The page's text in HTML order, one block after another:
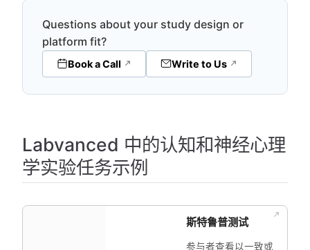
Questions about your study design or
platform fit?
Book a Call Write to Us
Labvanced 中的认知和神经心理
学实验任务示例
斯特鲁普测试
参与者查看以一致或